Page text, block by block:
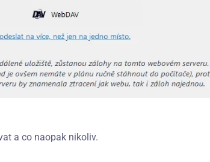
a co naopak nikoliv.